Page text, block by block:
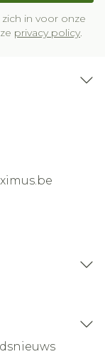
in voor onze
privacy policy.